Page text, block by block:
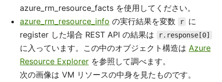
azure_rm_resource_facts を使用してください。
azure_rm_resource_info の実行結果を変数 r
に
register した場合 REST API の結果は
r.response[0]
に入っています。この中のオブジェクト構造は Azure
Resource Explorer を参照して調べます。
次の画像は VM リソースの中身を見たものです。